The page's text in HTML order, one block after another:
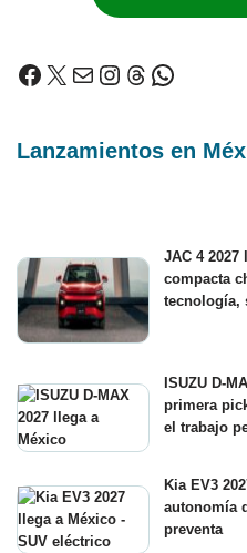
Lanzamientos en
JAC 4 2027
compacta
tecnología,
ISUZU D-
primera
el trabajo
Kia EV3
autonomía
preventa